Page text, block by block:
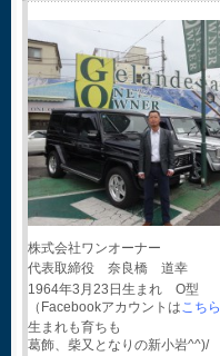
株式会社ワンオーナー
代表取締役 奈良橋 道幸
1964年3月23日生まれ O型
（Facebookアカウントはこちら
生まれも育ちも
葛飾、柴又となりの新小岩^^)/